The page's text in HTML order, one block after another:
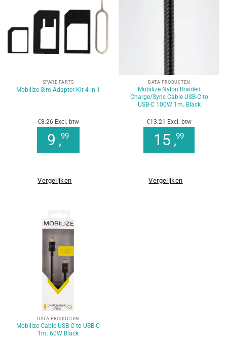
SPARE PARTS
Mobilize Sim Adapter Kit 4-in-1
€8.26 Excl. btw
9 ,99
Vergelijken
DATA PRODUCTEN
Mobilize Nylon Braided
Charge/Sync Cable USB-C to
USB-C 100W 1m. Black
€13.21 Excl. btw
15 ,99
Vergelijken
DATA PRODUCTEN
Mobilize Cable USB-C to USB-C
1m. 60W Black